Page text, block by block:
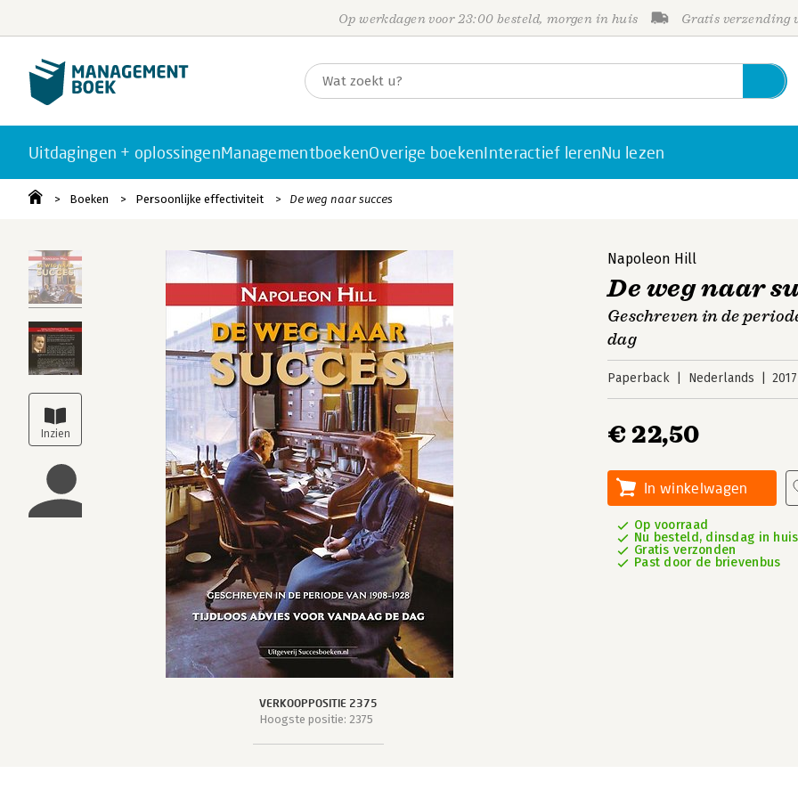
Op werkdagen voor 23:00 besteld, morgen in huis Gratis verzending
Uitdagingen + oplossingenManagementboekenOverige boekenInteractief lerenNu lezen
Boeken Persoonlijke effectiviteit De weg naar succes
VERKOOPPOSITIE 2375
Hoogste positie: 2375
Napoleon Hill
De weg naar
Geschreven in de
dag
Paperback Nederlands 2017
€ 22,50
In winkelwagen
Op voorraad
Nu besteld, dinsdag in huis
Gratis verzonden
Past door de brievenbus